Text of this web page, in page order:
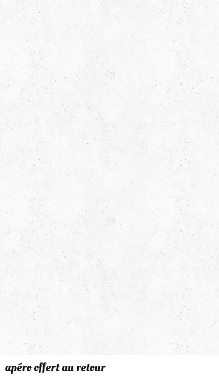
apéro offert au retour